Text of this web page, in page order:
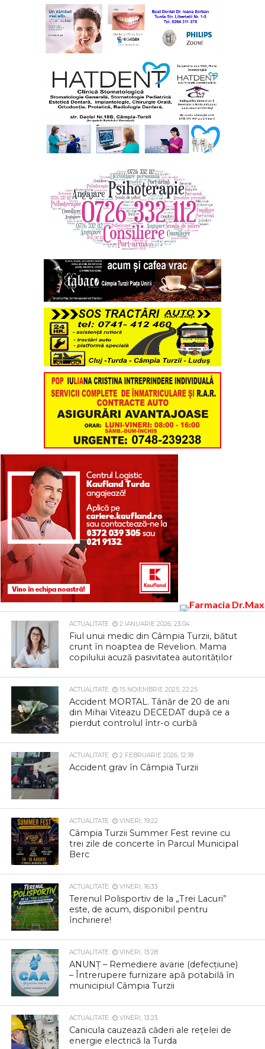
ACTUALITATE 2 IANUARIE 2026, 23:04
Fiul unui medic din Câmpia Turzii, bătut
crunt în noaptea de Revelion. Mama
copilului acuză pasivitatea autorităților
ACTUALITATE 15 NOIEMBRIE 2025, 22:25
Accident MORTAL. Tânăr de 20 de ani
din Mihai Viteazu DECEDAT după ce a
pierdut controlul într-o curbă
ACTUALITATE 2 FEBRUARIE 2026, 12:18
Accident grav în Câmpia Turzii
ACTUALITATE VINERI, 19:22
Câmpia Turzii Summer Fest revine cu
trei zile de concerte în Parcul Municipal
Berc
ACTUALITATE VINERI, 16:33
Terenul Polisportiv de la „Trei Lacuri”
este, de acum, disponibil pentru
închiriere!
ACTUALITATE VINERI, 13:28
ANUNȚ – Remediere avarie (defecțiune)
– Întrerupere furnizare apă potabilă în
municipiul Câmpia Turzii
ACTUALITATE VINERI, 13:23
Canicula cauzează căderi ale rețelei de
energie electrică la Turda